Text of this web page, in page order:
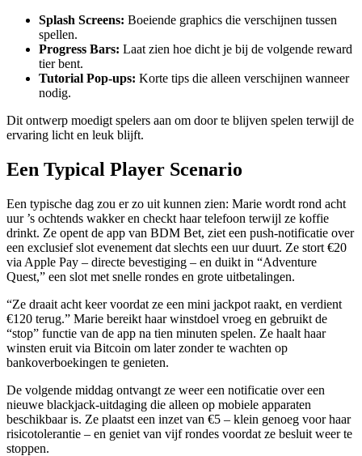
Splash Screens: Boeiende graphics die verschijnen tussen
spellen.
Progress Bars: Laat zien hoe dicht je bij de volgende reward
tier bent.
Tutorial Pop‑ups: Korte tips die alleen verschijnen wanneer
nodig.
Dit ontwerp moedigt spelers aan om door te blijven spelen terwijl de
ervaring licht en leuk blijft.
Een Typical Player Scenario
Een typische dag zou er zo uit kunnen zien: Marie wordt rond acht
uur ’s ochtends wakker en checkt haar telefoon terwijl ze koffie
drinkt. Ze opent de app van BDM Bet, ziet een push‑notificatie over
een exclusief slot evenement dat slechts een uur duurt. Ze stort €20
via Apple Pay – directe bevestiging – en duikt in “Adventure
Quest,” een slot met snelle rondes en grote uitbetalingen.
“Ze draait acht keer voordat ze een mini jackpot raakt, en verdient
€120 terug.” Marie bereikt haar winstdoel vroeg en gebruikt de
“stop” functie van de app na tien minuten spelen. Ze haalt haar
winsten eruit via Bitcoin om later zonder te wachten op
bankoverboekingen te genieten.
De volgende middag ontvangt ze weer een notificatie over een
nieuwe blackjack-uitdaging die alleen op mobiele apparaten
beschikbaar is. Ze plaatst een inzet van €5 – klein genoeg voor haar
risicotolerantie – en geniet van vijf rondes voordat ze besluit weer te
stoppen.